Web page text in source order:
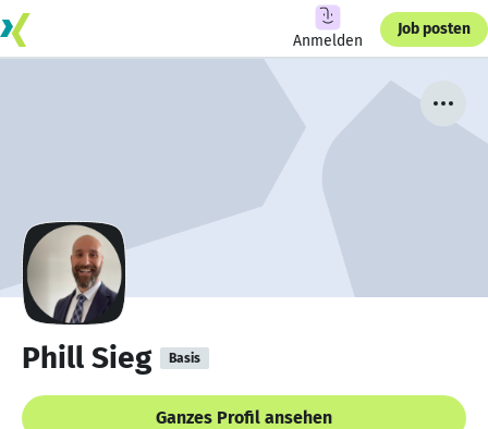
Anmelden
Job posten
Phill Sieg Basis
Ganzes Profil ansehen